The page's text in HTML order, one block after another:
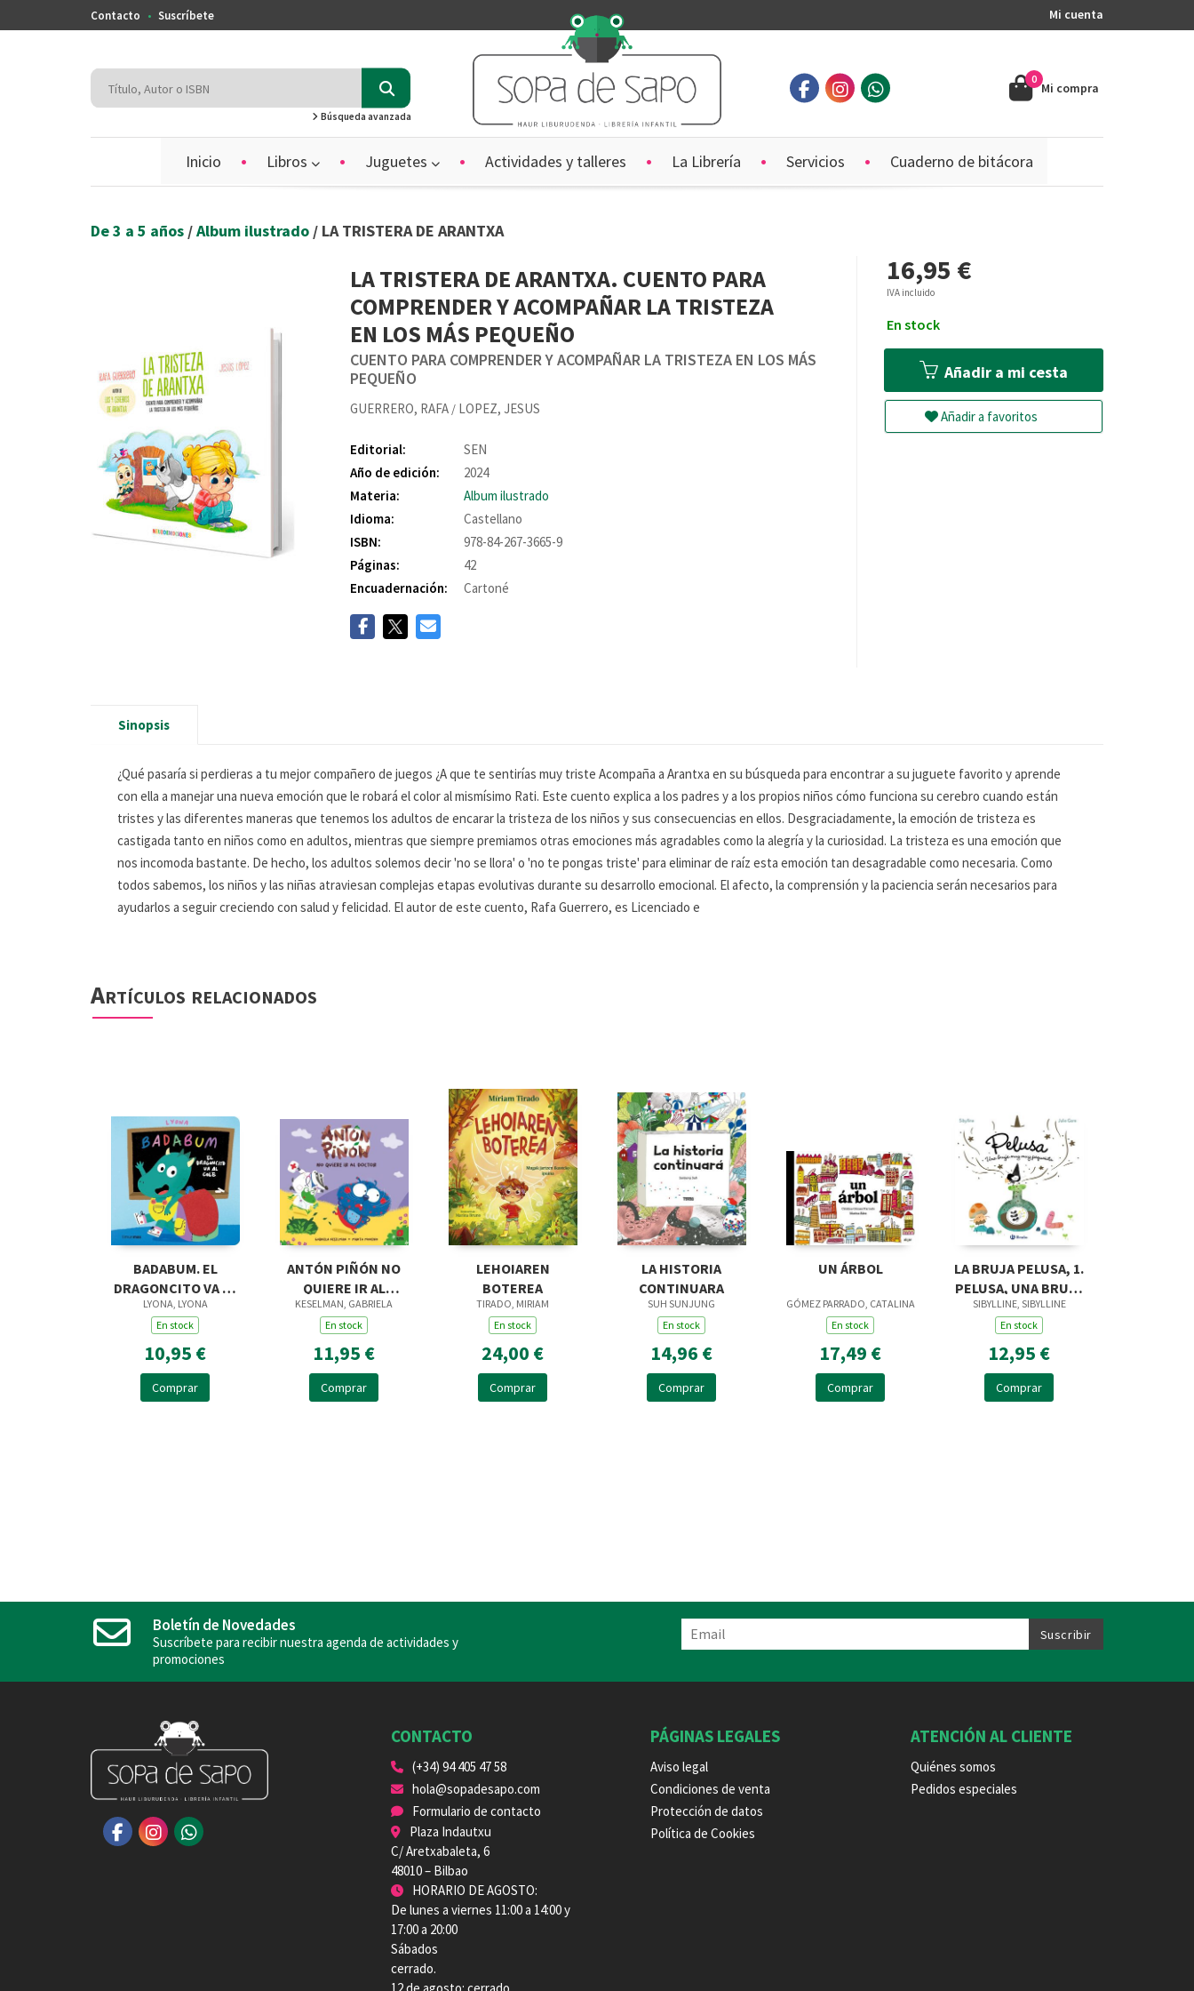
Mi cuenta
Contacto Suscríbete
Búsqueda avanzada
Mi compra
0
Inicio Libros Juguetes Actividades y talleres La Librería Servicios Cuaderno de bitácora
De 3 a 5 años /Album ilustrado / LA TRISTERA DE ARANTXA
LA TRISTERA DE ARANTXA. CUENTO PARA
COMPRENDER Y ACOMPAÑAR LA TRISTEZA
EN LOS MÁS PEQUEÑO
CUENTO PARA COMPRENDER Y ACOMPAÑAR LA TRISTEZA EN LOS MÁS
PEQUEÑO
GUERRERO, RAFA / LOPEZ, JESUS
Editorial:
SEN
Año de edición:
2024
Materia:
Album ilustrado
Idioma:
Castellano
ISBN:
978-84-267-3665-9
Páginas:
42
Encuadernación:
Cartoné
16,95 €
IVA incluido
En stock
Añadir a mi cesta
Añadir a favoritos
Sinopsis
¿Qué pasaría si perdieras a tu mejor compañero de juegos ¿A que te sentirías muy triste Acompaña a Arantxa en su búsqueda para encontrar a su juguete favorito y aprende
con ella a manejar una nueva emoción que le robará el color al mismísimo Rati. Este cuento explica a los padres y a los propios niños cómo funciona su cerebro cuando están
tristes y las diferentes maneras que tenemos los adultos de encarar la tristeza de los niños y sus consecuencias en ellos. Desgraciadamente, la emoción de tristeza es
castigada tanto en niños como en adultos, mientras que siempre premiamos otras emociones más agradables como la alegría y la curiosidad. La tristeza es una emoción que
nos incomoda bastante. De hecho, los adultos solemos decir 'no se llora' o 'no te pongas triste' para eliminar de raíz esta emoción tan desagradable como necesaria. Como
todos sabemos, los niños y las niñas atraviesan complejas etapas evolutivas durante su desarrollo emocional. El afecto, la comprensión y la paciencia serán necesarios para
ayudarlos a seguir creciendo con salud y felicidad. El autor de este cuento, Rafa Guerrero, es Licenciado e
Artículos relacionados
BADABUM. EL
DRAGONCITO VA AL
COLE
LYONA, LYONA
En stock
10,95 €
Comprar
ANTÓN PIÑÓN NO
QUIERE IR AL
DOCTOR
KESELMAN, GABRIELA
En stock
11,95 €
Comprar
LEHOIAREN
BOTEREA
TIRADO, MIRIAM
En stock
24,00 €
Comprar
LA HISTORIA
CONTINUARA
SUH SUNJUNG
En stock
14,96 €
Comprar
UN ÁRBOL
GÓMEZ PARRADO, CATALINA
En stock
17,49 €
Comprar
LA BRUJA PELUSA, 1.
PELUSA, UNA BRUJA
MUY MUY PEQUEÑITA
SIBYLLINE, SIBYLLINE
En stock
12,95 €
Comprar
Boletín de Novedades
Suscríbete para recibir nuestra agenda de actividades y
promociones
CONTACTO
(+34) 94 405 47 58
hola@sopadesapo.com
Formulario de contacto
Plaza Indautxu
C/ Aretxabaleta, 6
48010 – Bilbao
HORARIO DE AGOSTO:
De lunes a viernes 11:00 a 14:00 y
17:00 a 20:00
Sábados
cerrado.
12 de agosto: cerrado
PÁGINAS LEGALES
Aviso legal
Condiciones de venta
Protección de datos
Política de Cookies
ATENCIÓN AL CLIENTE
Quiénes somos
Pedidos especiales